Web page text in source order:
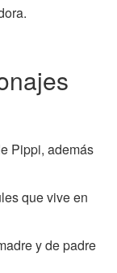
Pippi, además
que vive en
y de padre